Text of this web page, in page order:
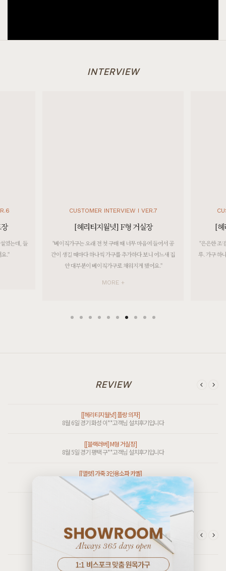
INTERVIEW
들어서 공
어느새 집
CUSTOMER INTERVIEW I VER.8
[헤리티지월넛] 헨느 조명장식장
"은은한 조명과 월넛의 결을 들인 순간부터 변화된 하루하
루. 가구 하나가 삶의 루틴을 바꾸고, 마음가짐까지 정돈해
줄 수 있더라고요."
MORE +
[헤
"햇살 가득
는 안정감
REVIEW
[]
8월 7일 서울 강서 박**고객님 설치후기입니다
[[오크] AV형 의자 카키]
[[헤리티지월넛] 마샬 의자 우드]
[[헤리티지월넛] 플랑 의자]
8월 6일 경기 화성 이**고객님 설치후기입니다
[[블랙러버] M형 거실장]
8월 5일 경기 평택 구**고객님 설치후기입니다
[[앨럿] 가죽 3인용소파 카멜]
8월 5일 경남 산청 정**고객님 설치후기입니다
[[크림슨] B형 행거수납장]
8월 5일 인천 영종 김**고객님 설치후기입니다
[[크림슨] M형 8칸서랍장]
8월 5일 인천 영종 김**고객님 설치후기입니다
[[오크] M1형 벤치의자 투톤컬러]
8월 5일 인천 서해 홍**고객님 설치후기입니다
CUSTOM REVIEW
[[커스텀리뷰] 1:1 맞춤 주문제작 제품 & 신제품 배송설치 포토후기]
8월 3일 인천 검단 송**고객님 주문제작 설치후기입니다
[[커스텀리뷰] 1:1 맞춤 주문제작 제품 & 신제품 배송설치 포토후기]
7월 27일 인천 검단 최**고객님 주문제작 설치후기입니다
[[커스텀리뷰] 1:1 맞춤 주문제작 제품 & 신제품 배송설치 포토후기]
7월 25일 경기 시흥 김**고객님 주문제작 설치후기입니다
[[커스텀리뷰] 1:1 맞춤 주문제작 제품 & 신제품 배송설치 포토후기]